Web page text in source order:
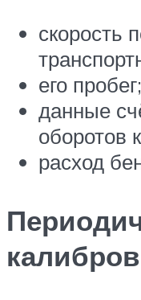
скорость
его пробег;
данные
оборотов
расход